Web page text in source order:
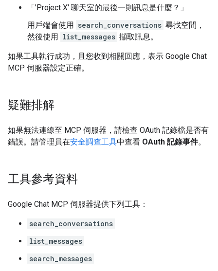
「'Project X' 聊天室的最後一則訊息是什麼？」
用戶端會使用 search_conversations 尋找空間，
然後使用 list_messages 擷取訊息。
如果工具執行成功，且您收到相關回應，表示 Google Chat
MCP 伺服器設定正確。
疑難排解
如果無法連線至 MCP 伺服器，請檢查 OAuth 記錄檔是否有
錯誤。請管理員在安全調查工具中查看 OAuth 記錄事件。
工具參考資料
Google Chat MCP 伺服器提供下列工具：
search_conversations
list_messages
search_messages